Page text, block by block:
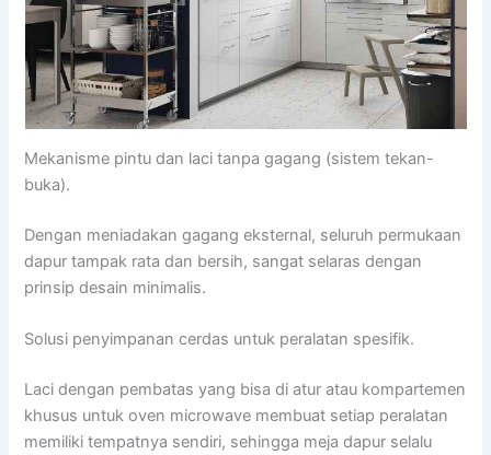
Mekanisme pintu dan laci tanpa gagang (sistem tekan-
buka).
Dengan meniadakan gagang eksternal, seluruh permukaan
dapur tampak rata dan bersih, sangat selaras dengan
prinsip desain minimalis.
Solusi penyimpanan cerdas untuk peralatan spesifik.
Laci dengan pembatas yang bisa di atur atau kompartemen
khusus untuk oven microwave membuat setiap peralatan
memiliki tempatnya sendiri, sehingga meja dapur selalu